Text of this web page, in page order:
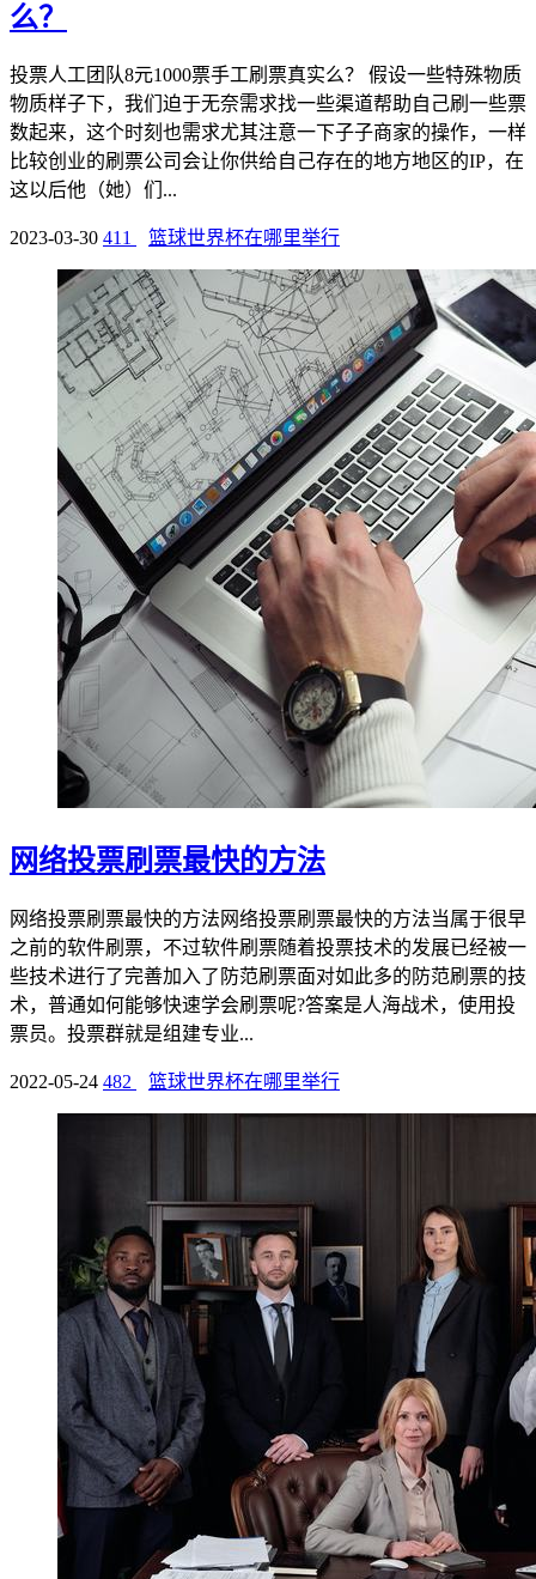
么？
投票人工团队8元1000票手工刷票真实么？ 假设一些特殊物质
物质样子下，我们迫于无奈需求找一些渠道帮助自己刷一些票
数起来，这个时刻也需求尤其注意一下子子商家的操作，一样
比较创业的刷票公司会让你供给自己存在的地方地区的IP，在
这以后他（她）们...
2023-03-30 411 篮球世界杯在哪里举行
网络投票刷票最快的方法
网络投票刷票最快的方法网络投票刷票最快的方法当属于很早
之前的软件刷票，不过软件刷票随着投票技术的发展已经被一
些技术进行了完善加入了防范刷票面对如此多的防范刷票的技
术，普通如何能够快速学会刷票呢?答案是人海战术，使用投
票员。投票群就是组建专业...
2022-05-24 482 篮球世界杯在哪里举行